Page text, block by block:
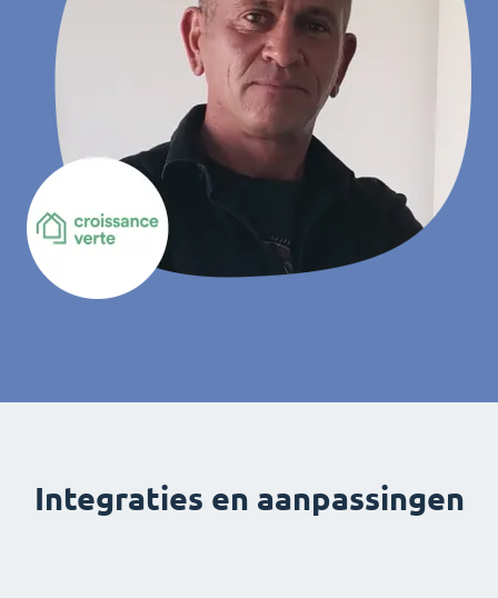
Integraties en aanpassingen